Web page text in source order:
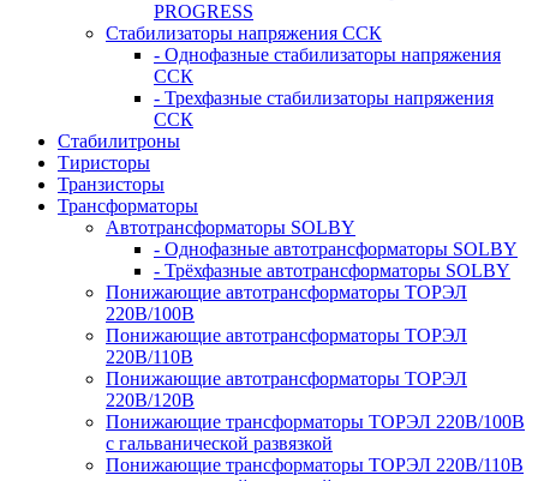
PROGRESS
Стабилизаторы напряжения ССК
- Однофазные стабилизаторы напряжения
ССК
- Трехфазные стабилизаторы напряжения
ССК
Стабилитроны
Тиристоры
Транзисторы
Трансформаторы
Автотрансформаторы SOLBY
- Однофазные автотрансформаторы SOLBY
- Трёхфазные автотрансформаторы SOLBY
Понижающие автотрансформаторы ТОРЭЛ
220В/100В
Понижающие автотрансформаторы ТОРЭЛ
220В/110В
Понижающие автотрансформаторы ТОРЭЛ
220В/120В
Понижающие трансформаторы ТОРЭЛ 220В/100В
с гальванической развязкой
Понижающие трансформаторы ТОРЭЛ 220В/110В